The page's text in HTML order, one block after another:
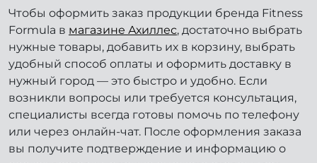
Чтобы оформить заказ продукции бренда Fitness
Formula в магазине Ахиллес, достаточно выбрать
нужные товары, добавить их в корзину, выбрать
удобный способ оплаты и оформить доставку в
нужный город — это быстро и удобно. Если
возникли вопросы или требуется консультация,
специалисты всегда готовы помочь по телефону
или через онлайн-чат. После оформления заказа
вы получите подтверждение и информацию о